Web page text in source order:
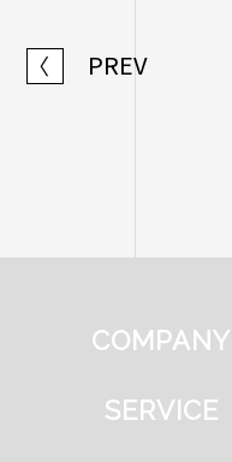
〈 PREV
COMPANY
SERVICE